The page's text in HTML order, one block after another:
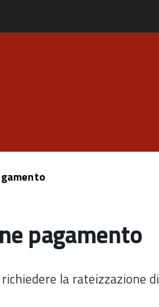
pagamento
la rateizzazione di